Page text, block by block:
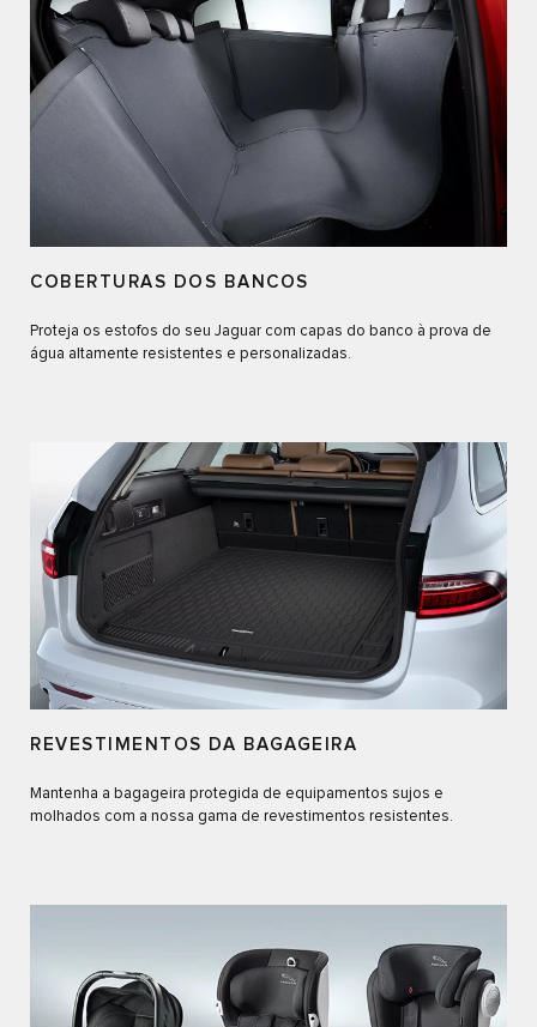
COBERTURAS DOS BANCOS
Proteja os estofos do seu Jaguar com capas do banco à prova de
água altamente resistentes e personalizadas.
REVESTIMENTOS DA BAGAGEIRA
Mantenha a bagageira protegida de equipamentos sujos e
molhados com a nossa gama de revestimentos resistentes.